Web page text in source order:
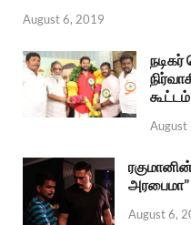
August 6, 2019
கூட்டம்
August
அரபைமா”
August 6,